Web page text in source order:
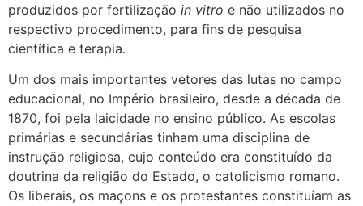
produzidos por fertilização in vitro e não utilizados no
respectivo procedimento, para fins de pesquisa
científica e terapia.
Um dos mais importantes vetores das lutas no campo
educacional, no Império brasileiro, desde a década de
1870, foi pela laicidade no ensino público. As escolas
primárias e secundárias tinham uma disciplina de
instrução religiosa, cujo conteúdo era constituído da
doutrina da religião do Estado, o catolicismo romano.
Os liberais, os maçons e os protestantes constituíam as